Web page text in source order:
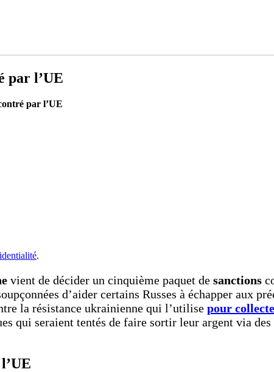
par l’UE
par l’UE
.
vient de décider un cinquième paquet de sanctions
d’aider certains Russes à échapper aux
la résistance ukrainienne qui l’utilise pour
qui seraient tentés de faire sortir leur argent via des